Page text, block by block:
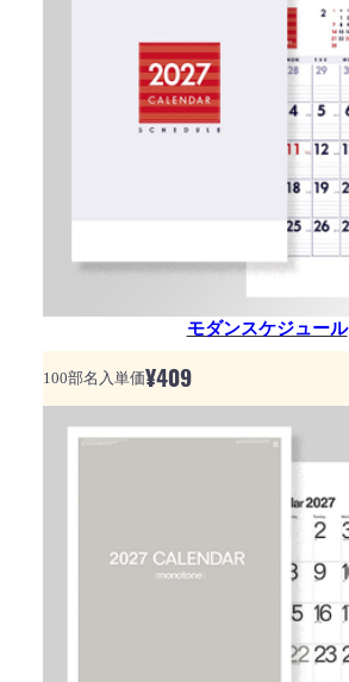
モダンスケジュール
100部名入単価¥409